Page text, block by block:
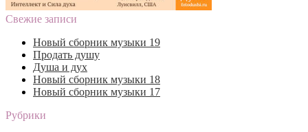
Свежие записи
Новый сборник музыки 19
Продать душу
Душа и дух
Новый сборник музыки 18
Новый сборник музыки 17
Рубрики